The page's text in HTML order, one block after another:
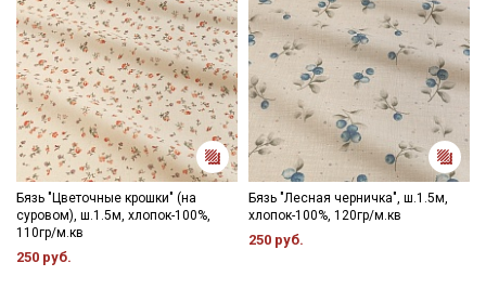
Бязь "Цветочные крошки" (на
суровом), ш.1.5м, хлопок-100%,
110гр/м.кв
250 руб.
Бязь "Лесная черничка", ш.1.5м,
хлопок-100%, 120гр/м.кв
250 руб.